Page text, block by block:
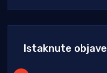
Istaknute objave